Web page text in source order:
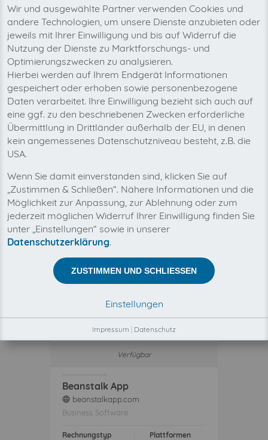
Business Software
Rechnungstyp
N/A
Plattformen
1
Von 15 Kunden eingerichtet
Stadtwerke Langenfeld
Internet
Plattformen
Erste Kunden aktiv
www.hellohq.io
Rechnungstyp
N/A
Plattformen
1
Verfügbar
Beanstalk App
web beanstalkapp.com
Business Software
Rechnungstyp
Plattformen
Wir und ausgewählte Partner verwenden Cookies und
andere Technologien, um unsere Dienste anzubieten oder
jeweils mit Ihrer Einwilligung und bis auf Widerruf die
Nutzung der Dienste zu Marktforschungs- und
Optimierungszwecken zu analysieren.
Hierbei werden auf Ihrem Endgerät Informationen
gespeichert oder erhoben sowie personenbezogene
Daten verarbeitet. Ihre Einwilligung bezieht sich auch auf
eine ggf. zu den beschriebenen Zwecken erforderliche
Übermittlung in Drittländer außerhalb der EU, in denen
kein angemessenes Datenschutzniveau besteht, z.B. die
USA.
Wenn Sie damit einverstanden sind, klicken Sie auf
„Zustimmen & Schließen“. Nähere Informationen und die
Möglichkeit zur Anpassung, zur Ablehnung oder zum
jederzeit möglichen Widerruf Ihrer Einwilligung finden Sie
unter „Einstellungen“ sowie in unserer
Datenschutzerklärung.
ZUSTIMMEN UND SCHLIESSEN
Einstellungen
Impressum | Datenschutz